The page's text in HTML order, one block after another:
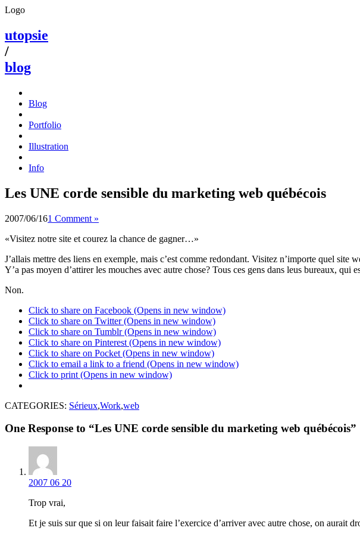
Logo
utopsie
/
blog
Blog
Portfolio
Illustration
Info
Les UNE corde sensible du marketing web québécois
2007/06/161 Comment »
«Visitez notre site et courez la chance de gagner…»
J’allais mettre des liens en exemple, mais c’est comme redondant. Visitez n’importe quel
Y’a pas moyen d’attirer les mouches avec autre chose? Tous ces gens dans leus bureaux,
Non.
Click to share on Facebook (Opens in new window)
Click to share on Twitter (Opens in new window)
Click to share on Tumblr (Opens in new window)
Click to share on Pinterest (Opens in new window)
Click to share on Pocket (Opens in new window)
Click to email a link to a friend (Opens in new window)
Click to print (Opens in new window)
CATEGORIES: Sérieux,Work,web
One Response to “Les UNE corde sensible du marketing web québécois”
2007 06 20
Trop vrai,
Et je suis sur que si on leur faisait faire l’exercice d’arriver avec autre chose, on aurait